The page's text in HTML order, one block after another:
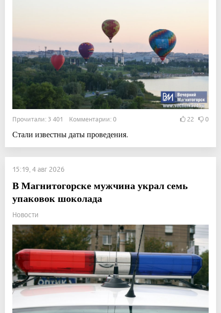
Прочитали: 3 401 Комментарии: 0 22 0
Стали известны даты проведения.
15:19, 4 авг 2026
В Магнитогорске мужчина украл семь
упаковок шоколада
Новости